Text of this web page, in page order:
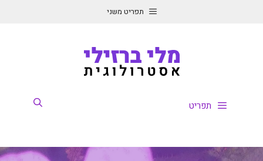
תפריט משני
תפריט